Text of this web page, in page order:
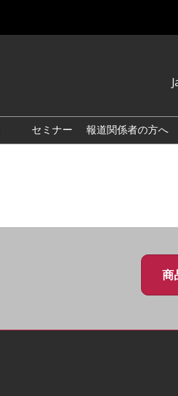
English
繁體中
セミナー 報道関係者の方へ
商